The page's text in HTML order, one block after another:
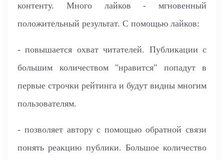
контенту. Много лайков - мгновенный
положительный результат. С помощью лайков:
- повышается охват читателей. Публикации с
большим количеством "нравится" попадут в
первые строчки рейтинга и будут видны многим
пользователям.
- позволяет автору с помощью обратной связи
понять реакцию публики. Большое количество